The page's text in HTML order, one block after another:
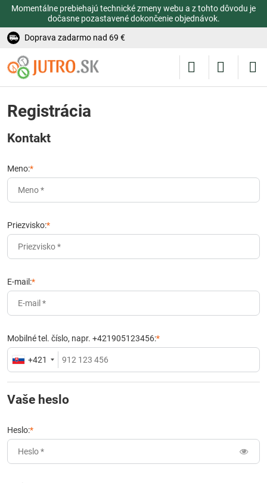
Momentálne prebiehajú technické zmeny webu a z tohto dôvodu je
dočasne pozastavené dokončenie objednávok.
Doprava zadarmo nad 69 €
Registrácia
Kontakt
Meno:*
Priezvisko:*
E-mail:*
Mobilné tel. číslo, napr. +421905123456:*
+421
Vaše heslo
Heslo:*